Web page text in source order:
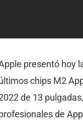
presentó hoy
chips M2
de 13
de